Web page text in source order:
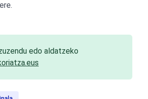
edo aldatzeko